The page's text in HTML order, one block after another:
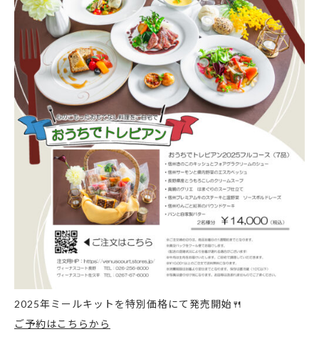
2025年ミールキットを特別価格にて発売開始🍴
ご予約はこちらから